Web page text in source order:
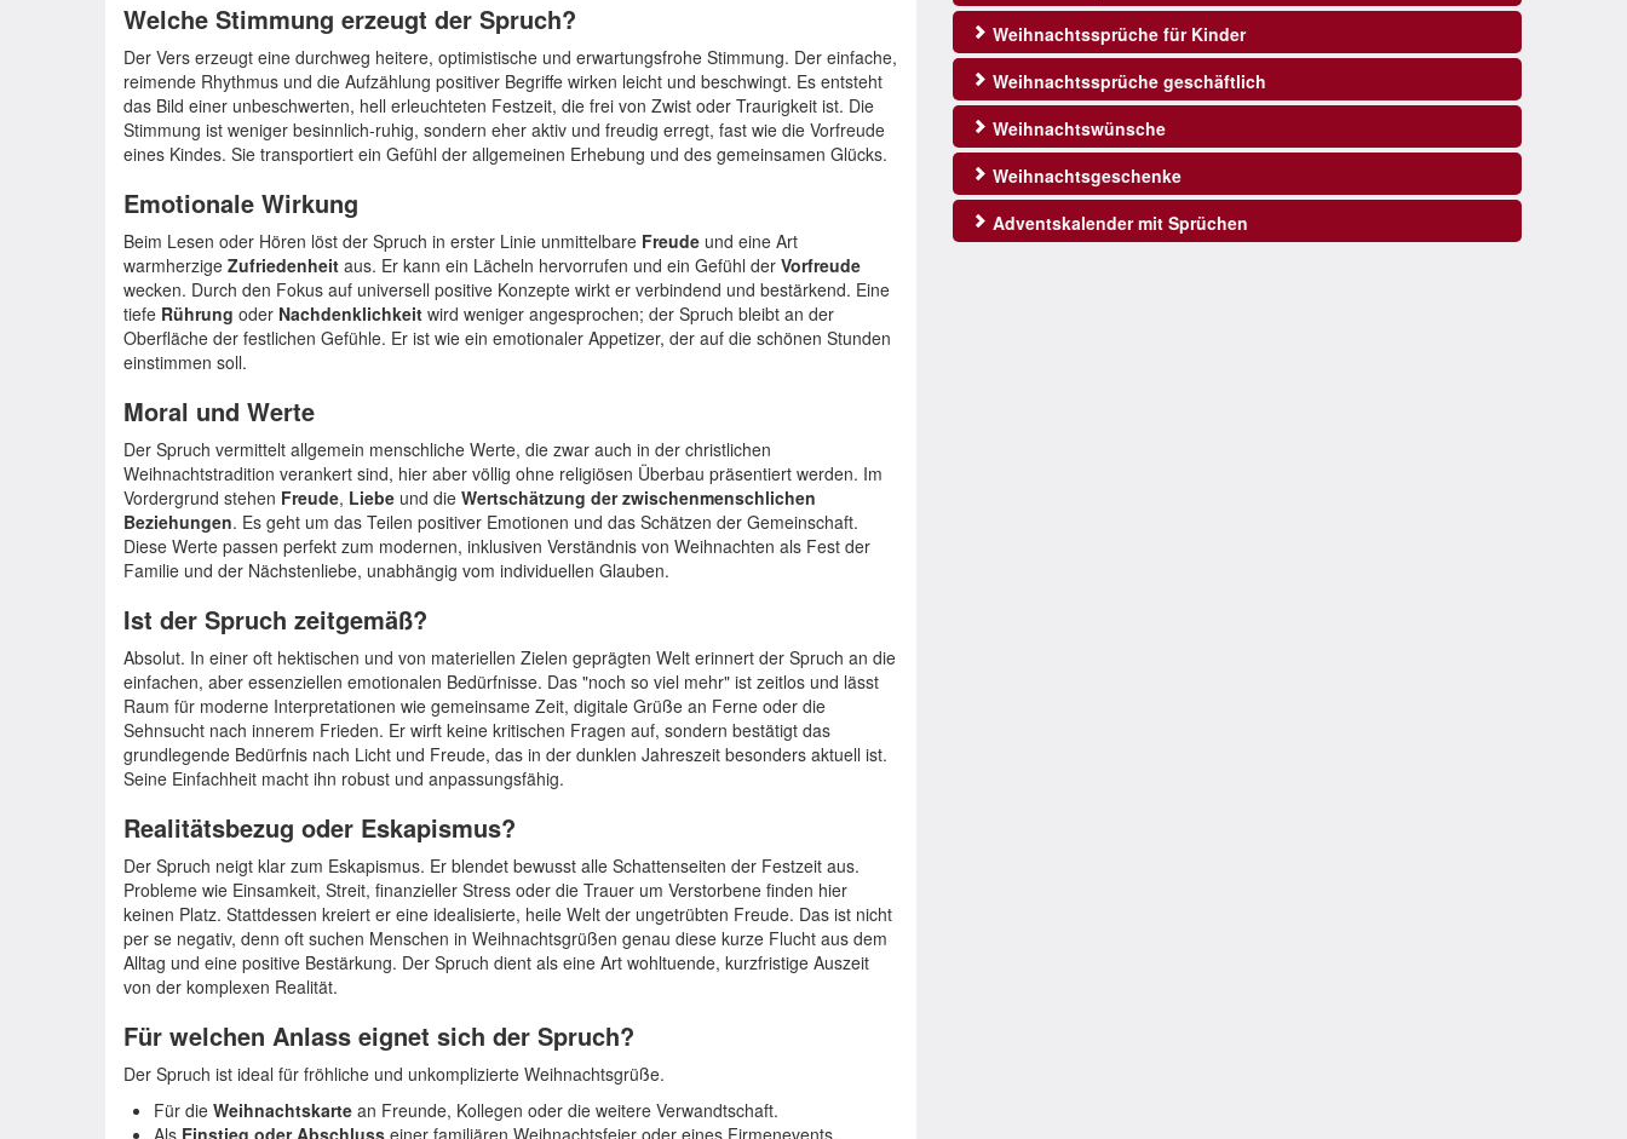
Welche Stimmung erzeugt der Spruch?
Der Vers erzeugt eine durchweg heitere, optimistische und erwartungsfrohe Stimmung. Der einfache,
reimende Rhythmus und die Aufzählung positiver Begriffe wirken leicht und beschwingt. Es entsteht
das Bild einer unbeschwerten, hell erleuchteten Festzeit, die frei von Zwist oder Traurigkeit ist. Die
Stimmung ist weniger besinnlich-ruhig, sondern eher aktiv und freudig erregt, fast wie die Vorfreude
eines Kindes. Sie transportiert ein Gefühl der allgemeinen Erhebung und des gemeinsamen Glücks.
Emotionale Wirkung
Beim Lesen oder Hören löst der Spruch in erster Linie unmittelbare Freude und eine Art
warmherzige Zufriedenheit aus. Er kann ein Lächeln hervorrufen und ein Gefühl der Vorfreude
wecken. Durch den Fokus auf universell positive Konzepte wirkt er verbindend und bestärkend. Eine
tiefe Rührung oder Nachdenklichkeit wird weniger angesprochen; der Spruch bleibt an der
Oberfläche der festlichen Gefühle. Er ist wie ein emotionaler Appetizer, der auf die schönen Stunden
einstimmen soll.
Moral und Werte
Der Spruch vermittelt allgemein menschliche Werte, die zwar auch in der christlichen
Weihnachtstradition verankert sind, hier aber völlig ohne religiösen Überbau präsentiert werden. Im
Vordergrund stehen Freude, Liebe und die Wertschätzung der zwischenmenschlichen
Beziehungen. Es geht um das Teilen positiver Emotionen und das Schätzen der Gemeinschaft.
Diese Werte passen perfekt zum modernen, inklusiven Verständnis von Weihnachten als Fest der
Familie und der Nächstenliebe, unabhängig vom individuellen Glauben.
Ist der Spruch zeitgemäß?
Absolut. In einer oft hektischen und von materiellen Zielen geprägten Welt erinnert der Spruch an die
einfachen, aber essenziellen emotionalen Bedürfnisse. Das "noch so viel mehr" ist zeitlos und lässt
Raum für moderne Interpretationen wie gemeinsame Zeit, digitale Grüße an Ferne oder die
Sehnsucht nach innerem Frieden. Er wirft keine kritischen Fragen auf, sondern bestätigt das
grundlegende Bedürfnis nach Licht und Freude, das in der dunklen Jahreszeit besonders aktuell ist.
Seine Einfachheit macht ihn robust und anpassungsfähig.
Realitätsbezug oder Eskapismus?
Der Spruch neigt klar zum Eskapismus. Er blendet bewusst alle Schattenseiten der Festzeit aus.
Probleme wie Einsamkeit, Streit, finanzieller Stress oder die Trauer um Verstorbene finden hier
keinen Platz. Stattdessen kreiert er eine idealisierte, heile Welt der ungetrübten Freude. Das ist nicht
per se negativ, denn oft suchen Menschen in Weihnachtsgrüßen genau diese kurze Flucht aus dem
Alltag und eine positive Bestärkung. Der Spruch dient als eine Art wohltuende, kurzfristige Auszeit
von der komplexen Realität.
Für welchen Anlass eignet sich der Spruch?
Der Spruch ist ideal für fröhliche und unkomplizierte Weihnachtsgrüße.
Für die Weihnachtskarte an Freunde, Kollegen oder die weitere Verwandtschaft.
Als Einstieg oder Abschluss einer familiären Weihnachtsfeier oder eines Firmenevents.
Weihnachtssprüche für Kinder
Weihnachtssprüche geschäftlich
Weihnachtswünsche
Weihnachtsgeschenke
Adventskalender mit Sprüchen